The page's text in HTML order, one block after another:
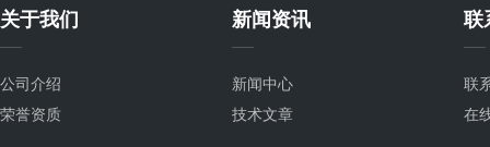
关于我们
公司介绍
荣誉资质
新闻资讯
新闻中心
技术文章
联
联
在